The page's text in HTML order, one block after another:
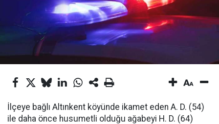
İlçeye bağlı Altınkent köyünde ikamet eden A. D. (54)
ile daha önce husumetli olduğu ağabeyi H. D. (64)